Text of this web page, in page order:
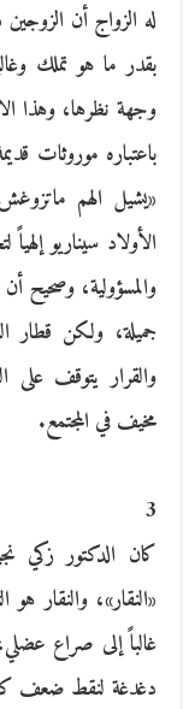
له الزواج أن
بقدر ما هو تملك
وجهة نظرها، وهذا
باعتباره موروثات
«يشيل الهم
الأولاد سيناريو
والمسؤولية، وصحيح
جميلة، ولكن قطار
والقرار يتوقف
مخيف في المجتمع.
3
كان الدكتور زكي
«النقار»، والنقار
غالباً إلى صراع
دغدغة لنقط ضعف